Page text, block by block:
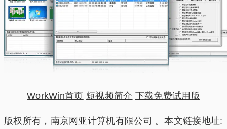
WorkWin首页 短视频简介 下载免费试用版
版权所有，南京网亚计算机有限公司 。本文链接地址: